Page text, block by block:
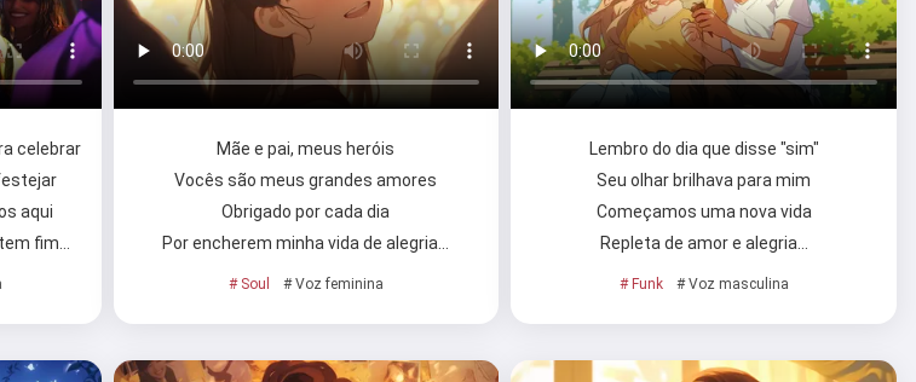
celebrar
aqui
fim…
Mãe e pai, meus heróis
Vocês são meus grandes amores
Obrigado por cada dia
Por encherem minha vida de alegria…
# Soul # Voz feminina
Lembro do dia que disse "sim"
Seu olhar brilhava para mim
Começamos uma nova vida
Repleta de amor e alegria…
# Funk # Voz masculina
criar músicas, escrever
e mensagens de parabéns